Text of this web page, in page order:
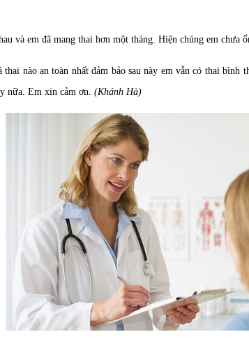
và em đã mang thai hơn một tháng. Hiện chúng em chưa
thai nào an toàn nhất đảm bảo sau này em vẫn có thai bình
nữa. Em xin cảm ơn. (Khánh Hà)